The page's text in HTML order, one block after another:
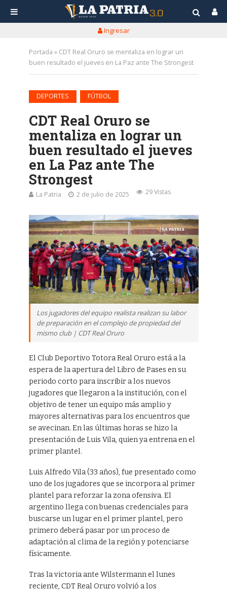
Ingresar
Portada » CDT Real Oruro se mentaliza en lograr un
buen resultado el jueves en La Paz ante The Strongest
DEPORTES FÚTBOL
CDT Real Oruro se
mentaliza en lograr un
buen resultado el jueves
en La Paz ante The
Strongest
La Patria 2 de julio de 2025 29 Vistas
Los jugadores del equipo realista realizan su labor
de preparación en el complejo de propiedad del
mismo club | CDT Real Oruro
El Club Deportivo Totora Real Oruro está a la
espera de la apertura del Libro de Pases en su
periodo corto para inscribir a los nuevos
jugadores que llegaron a la institución, con el
objetivo de tener un equipo más amplio y
mayores alternativas para los encuentros que
se avecinan. En las últimas horas se hizo la
presentación de Luis Vila, quien ya entrena en el
primer plantel.
Luis Alfredo Vila (33 años), fue presentado como
uno de los jugadores que se incorpora al primer
plantel para reforzar la zona ofensiva. El
argentino llega con buenas credenciales para
buscarse un lugar en el primer plantel, pero
primero deberá pasar por un proceso de
adaptación al clima de la región y potenciarse
físicamente.
Tras la victoria ante Wilstermann el lunes
reciente, CDT Real Oruro volvió a los